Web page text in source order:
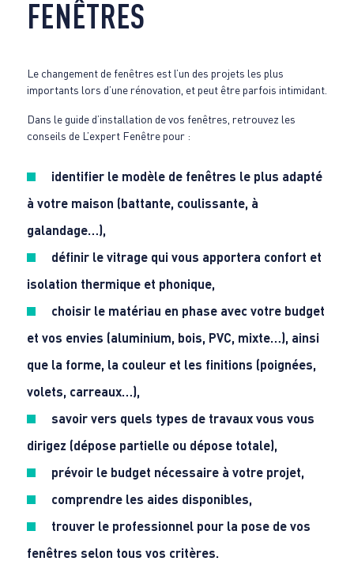
FENÊTRES
Le changement de fenêtres est l’un des projets les plus
importants lors d’une rénovation, et peut être parfois intimidant.
Dans le guide d’installation de vos fenêtres, retrouvez les
conseils de L’expert Fenêtre pour :
identifier le modèle de fenêtres le plus adapté
à votre maison (battante, coulissante, à
galandage…),
définir le vitrage qui vous apportera confort et
isolation thermique et phonique,
choisir le matériau en phase avec votre budget
et vos envies (aluminium, bois, PVC, mixte…), ainsi
que la forme, la couleur et les finitions (poignées,
volets, carreaux…),
savoir vers quels types de travaux vous vous
dirigez (dépose partielle ou dépose totale),
prévoir le budget nécessaire à votre projet,
comprendre les aides disponibles,
trouver le professionnel pour la pose de vos
fenêtres selon tous vos critères.